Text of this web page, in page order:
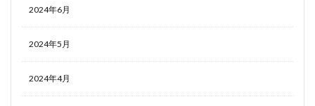
2024年6月
2024年5月
2024年4月